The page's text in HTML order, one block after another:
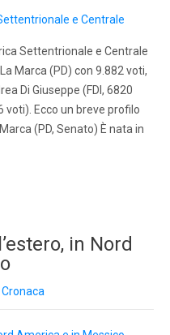
Settentrionale e Centrale
Marca (PD) con 9.882 voti,
Di Giuseppe (FDI, 6820
voti). Ecco un breve profilo
(PD, Senato) È nata in
in Nord
Cronaca